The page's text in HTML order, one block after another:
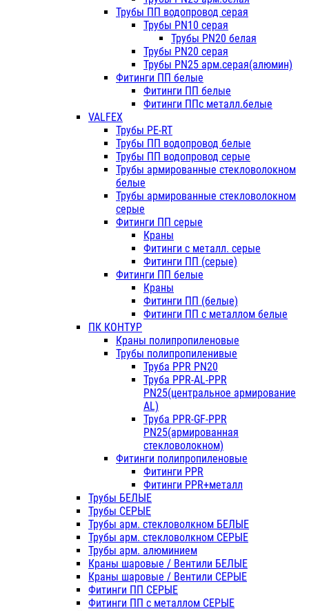
Трубы ПП водопровод серая
Трубы PN10 серая
Трубы PN20 белая
Трубы PN20 серая
Трубы PN25 арм.серая(алюмин)
Фитинги ПП белые
Фитинги ПП белые
Фитинги ППс металл.белые
VALFEX
Трубы PE-RT
Трубы ПП водопровод белые
Трубы ПП водопровод серые
Трубы армированные стекловолокном
белые
Трубы армированные стекловолокном
серые
Фитинги ПП серые
Краны
Фитинги с металл. серые
Фитинги ПП (серые)
Фитинги ПП белые
Краны
Фитинги ПП (белые)
Фитинги ПП с металлом белые
ПК КОНТУР
Краны полипропиленовые
Трубы полипропиленивые
Труба PPR PN20
Труба PPR-AL-PPR
PN25(центральное армирование
AL)
Труба PPR-GF-PPR
PN25(армированная
стекловолокном)
Фитинги полипропиленовые
Фитинги PPR
Фитинги PPR+металл
Трубы БЕЛЫЕ
Трубы СЕРЫЕ
Трубы арм. стекловолкном БЕЛЫЕ
Трубы арм. стекловолкном СЕРЫЕ
Трубы арм. алюминием
Краны шаровые / Вентили БЕЛЫЕ
Краны шаровые / Вентили СЕРЫЕ
Фитинги ПП СЕРЫЕ
Фитинги ПП с металлом СЕРЫЕ